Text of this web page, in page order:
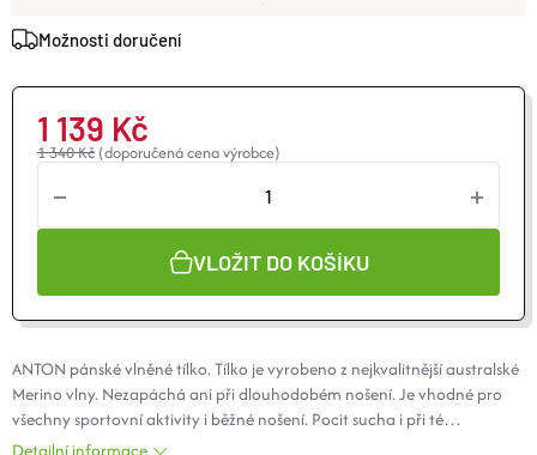
Možnosti doručení
1 340 Kč (doporučená cena výrobce)
1 139 Kč
VLOŽIT DO KOŠÍKU
ANTON pánské vlněné tílko. Tílko je vyrobeno z nejkvalitnější australské
Merino vlny. Nezapáchá ani při dlouhodobém nošení. Je vhodné pro
všechny sportovní aktivity i běžné nošení. Pocit sucha i při té
nejnáročnější aktivitě. Vysoký komfort díky vynikajícímu odvodu